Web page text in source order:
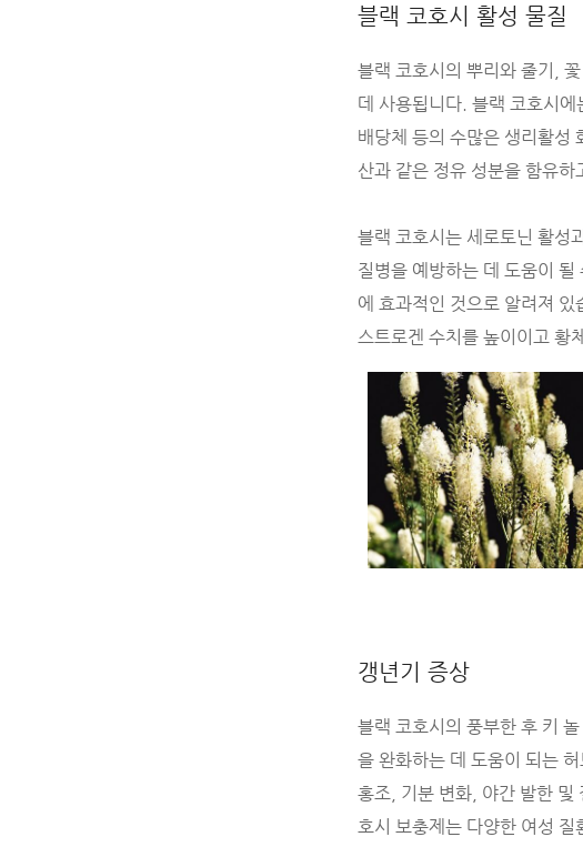
블랙 코호시 활성 물질
블랙 코호시의 뿌리와 줄기,
데 사용됩니다. 블랙 코호시
배당체 등의 수많은 생리활성
산과 같은 정유 성분을 함유
블랙 코호시는 세로토닌 활성
질병을 예방하는 데 도움이
에 효과적인 것으로 알려져
스트로겐 수치를 높이이고 황
갱년기 증상
블랙 코호시의 풍부한 후 키
을 완화하는 데 도움이 되는
홍조, 기분 변화, 야간 발한 및
호시 보충제는 다양한 여성